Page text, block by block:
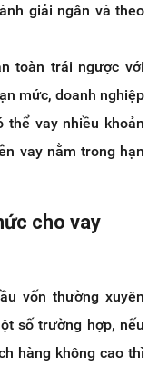
giải ngân và theo
toàn trái ngược với
mức, doanh nghiệp
thể vay nhiều khoản
vay nằm trong hạn
cho vay
vốn thường xuyên
số trường hợp, nếu
hàng không cao thì